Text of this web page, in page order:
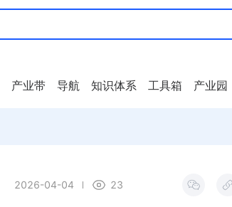
产业带 导航 知识体系 工具箱 产业园
2026-04-04 23